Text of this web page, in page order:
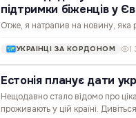
підтримки біженців у
Отже, я натрапив на новину, яка
зараз. Але цікаво, чи це дійсно
УКРАЇНЦІ ЗА КОРДОНОМ 1
Естонія планує дати
Нещодавно стало відомо про
проживають у цій країні.